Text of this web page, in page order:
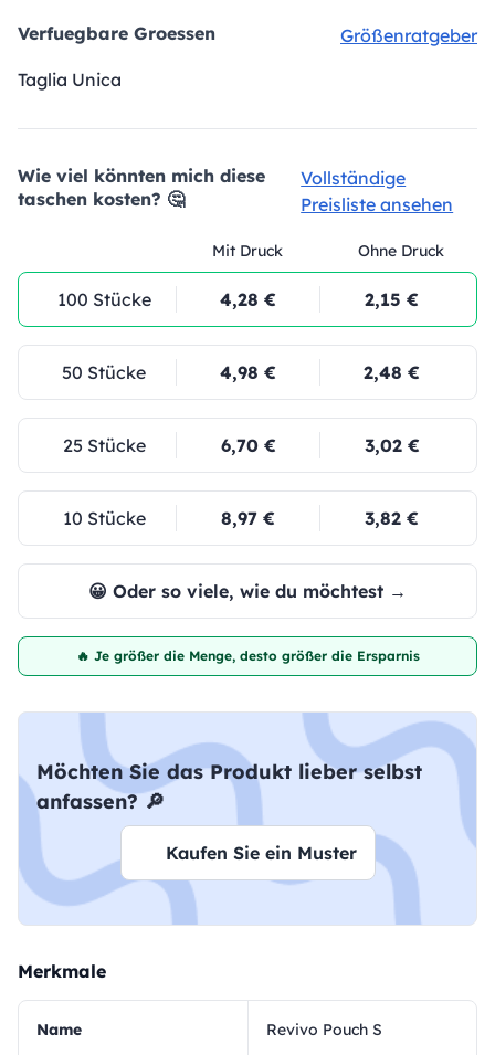
Verfuegbare Groessen
Größenratgeber
Taglia Unica
Wie viel könnten mich diese
taschen kosten? 🤔
Vollständige
Preisliste ansehen
Mit Druck Ohne Druck
100 Stücke 4,28 € 2,15 €
50 Stücke 4,98 € 2,48 €
25 Stücke 6,70 € 3,02 €
10 Stücke 8,97 € 3,82 €
😀 Oder so viele, wie du möchtest →
🔥 Je größer die Menge, desto größer die Ersparnis
Möchten Sie das Produkt lieber selbst
anfassen? 🔎
Kaufen Sie ein Muster
Merkmale
Name Revivo Pouch S